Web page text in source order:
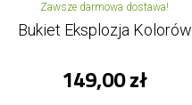
Zawsze darmowa dostawa!
Bukiet Eksplozja Kolorów
149,00 zł